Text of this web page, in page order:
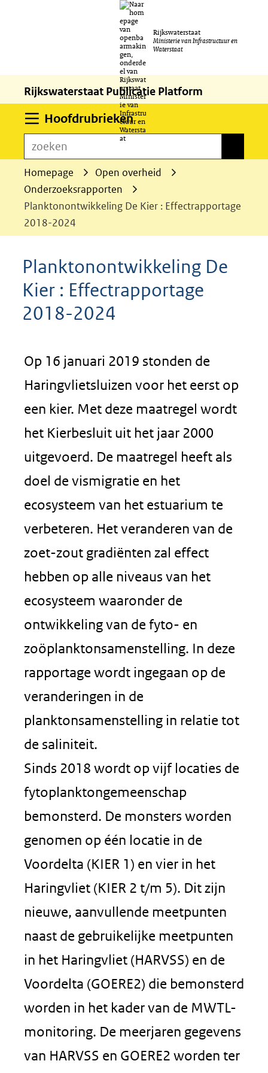
naar
de
inhoud
Rijkswaterstaat
Ministerie van Infrastructuur en
Waterstaat
Rijkswaterstaat Publicatie Platform
HoofdrubriekenUitklappen
zoeken
Homepage
Open overheid
Onderzoeksrapporten
Planktonontwikkeling De Kier : Effectrapportage
2018-2024
Planktonontwikkeling De
Kier : Effectrapportage
2018-2024
Op 16 januari 2019 stonden de
Haringvlietsluizen voor het eerst op
een kier. Met deze maatregel wordt
het Kierbesluit uit het jaar 2000
uitgevoerd. De maatregel heeft als
doel de vismigratie en het
ecosysteem van het estuarium te
verbeteren. Het veranderen van de
zoet-zout gradiënten zal effect
hebben op alle niveaus van het
ecosysteem waaronder de
ontwikkeling van de fyto- en
zoöplanktonsamenstelling. In deze
rapportage wordt ingegaan op de
veranderingen in de
planktonsamenstelling in relatie tot
de saliniteit.
Sinds 2018 wordt op vijf locaties de
fytoplanktongemeenschap
bemonsterd. De monsters worden
genomen op één locatie in de
Voordelta (KIER 1) en vier in het
Haringvliet (KIER 2 t/m 5). Dit zijn
nieuwe, aanvullende meetpunten
naast de gebruikelijke meetpunten
in het Haringvliet (HARVSS) en de
Voordelta (GOERE2) die bemonsterd
worden in het kader van de MWTL-
monitoring. De meerjaren gegevens
van HARVSS en GOERE2 worden ter